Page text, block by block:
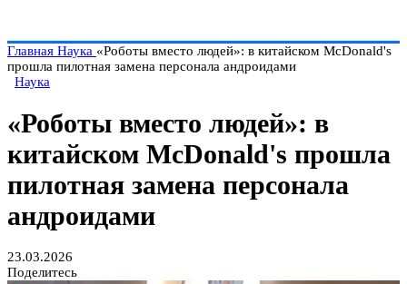
Главная Наука «Роботы вместо людей»: в китайском McDonald's
прошла пилотная замена персонала андроидами
Наука
«Роботы вместо людей»: в
китайском McDonald's прошла
пилотная замена персонала
андроидами
23.03.2026
Поделитесь